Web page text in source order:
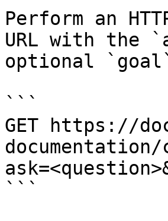
Perform an
URL with the
optional
```
GET https://
```